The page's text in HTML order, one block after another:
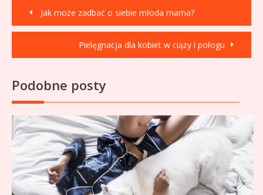
Nawigacja
wpisu
Jak może zadbać o siebie młoda mama?
Pielęgnacja dla kobiet w ciąży i połogu
Podobne posty